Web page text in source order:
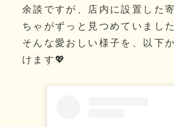
余談ですが、店内に設置した
ちゃがずっと見つめていまし
そんな愛おしい様子を、以下
けます💖